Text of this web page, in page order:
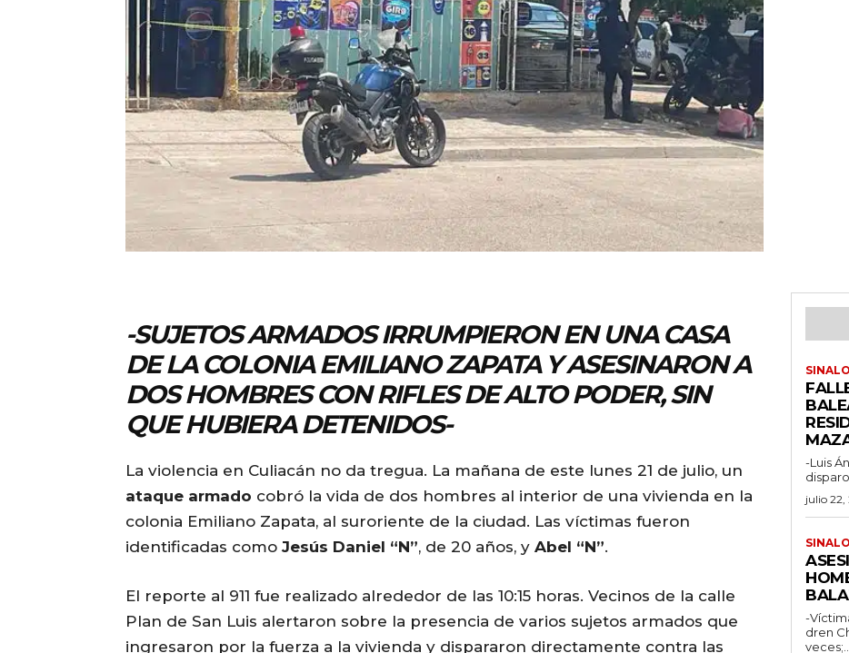
-SUJETOS ARMADOS IRRUMPIERON EN UNA CASA
DE LA COLONIA EMILIANO ZAPATA Y ASESINARON A
DOS HOMBRES CON RIFLES DE ALTO PODER, SIN
QUE HUBIERA DETENIDOS-
La violencia en Culiacán no da tregua. La mañana de este lunes 21 de julio, un
ataque armado cobró la vida de dos hombres al interior de una vivienda en la
colonia Emiliano Zapata, al suroriente de la ciudad. Las víctimas fueron
identificadas como Jesús Daniel “N”, de 20 años, y Abel “N”.
El reporte al 911 fue realizado alrededor de las 10:15 horas. Vecinos de la calle
Plan de San Luis alertaron sobre la presencia de varios sujetos armados que
ingresaron por la fuerza a la vivienda y dispararon directamente contra las
-Luis
julio 22,
-
dren
veces;...